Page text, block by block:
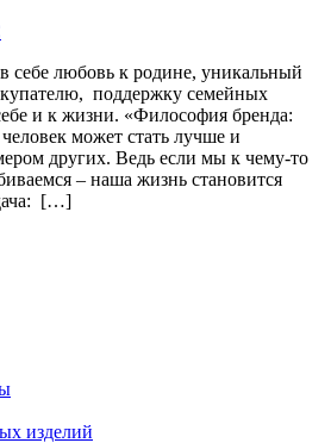
себе любовь к родине, уникальный
поддержку семейных
и к жизни. «Философия бренда:
может стать лучше и
других. Ведь если мы к чему-то
– наша жизнь становится
[…]
изделий